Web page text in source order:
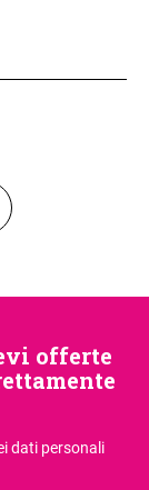
offerte
dati personali